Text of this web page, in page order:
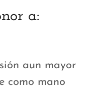
a:
aun mayor
como mano